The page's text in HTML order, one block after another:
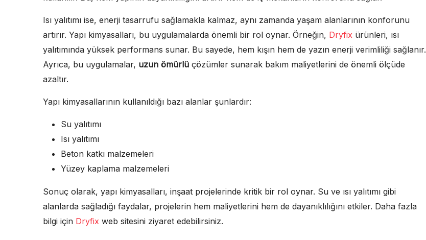
Isı yalıtımı ise, enerji tasarrufu sağlamakla kalmaz, aynı zamanda yaşam alanlarının konforunu
artırır. Yapı kimyasalları, bu uygulamalarda önemli bir rol oynar. Örneğin, Dryfix ürünleri, ısı
yalıtımında yüksek performans sunar. Bu sayede, hem kışın hem de yazın enerji verimliliği sağlanır.
Ayrıca, bu uygulamalar, uzun ömürlü çözümler sunarak bakım maliyetlerini de önemli ölçüde
azaltır.
Yapı kimyasallarının kullanıldığı bazı alanlar şunlardır:
Su yalıtımı
Isı yalıtımı
Beton katkı malzemeleri
Yüzey kaplama malzemeleri
Sonuç olarak, yapı kimyasalları, inşaat projelerinde kritik bir rol oynar. Su ve ısı yalıtımı gibi
alanlarda sağladığı faydalar, projelerin hem maliyetlerini hem de dayanıklılığını etkiler. Daha fazla
bilgi için Dryfix web sitesini ziyaret edebilirsiniz.